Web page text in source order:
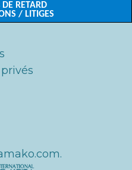
RETARD
/ LITIGES